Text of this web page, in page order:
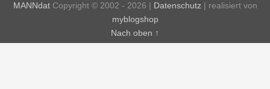
MANNdatCopyright © 2002 - 2026 | Datenschutz | realisiert von
myblogshop
Nach oben ↑